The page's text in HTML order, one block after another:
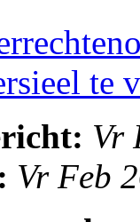
te
Vr
Vr Feb